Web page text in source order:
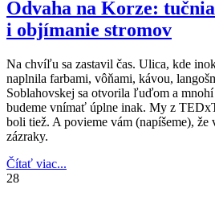
Odvaha na Korze:
i objímanie stromov
Na chvíľu sa zastavil čas. Ulica, kde
naplnila farbami, vôňami, kávou,
Soblahovskej sa otvorila ľuďom a
budeme vnímať úplne inak. My z
boli tiež. A povieme vám (napíšeme), že
zázraky.
Čítať viac...
28